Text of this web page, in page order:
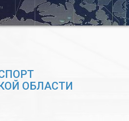
ОБЛАСТИ